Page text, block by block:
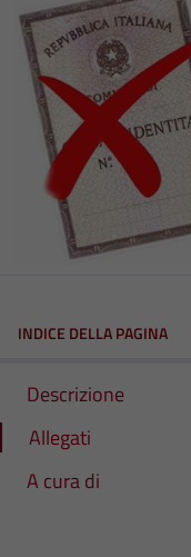
INDICE DELLA PAGINA
Descrizione
Allegati
A cura di